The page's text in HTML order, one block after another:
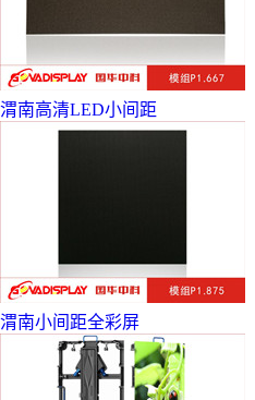
渭南高清LED小间距
渭南小间距全彩屏